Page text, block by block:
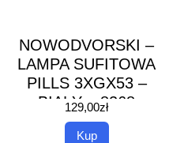
NOWODVORSKI –
LAMPA SUFITOWA
PILLS 3XGX53 –
BIAŁY – 8268
129,00zł
Kup